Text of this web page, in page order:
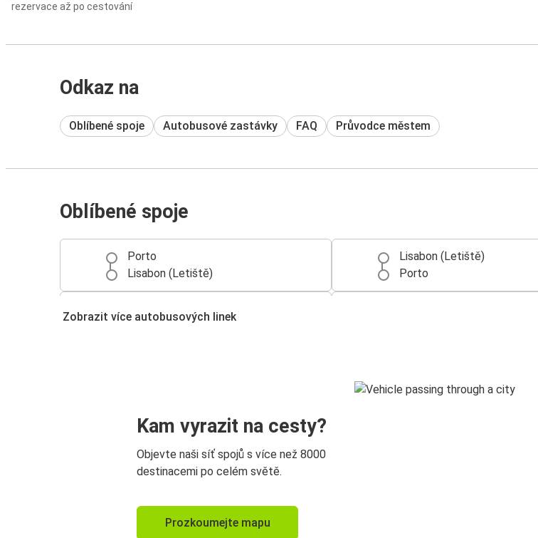
rezervace až po cestování
Odkaz na
Oblíbené spoje Autobusové zastávky FAQ Průvodce městem
Oblíbené spoje
Porto
Lisabon (Letiště)
Lisabon (Letiště)
Porto
Lisabon (Letiště)
Lisabon (Letiště)
Lisabon (Letiště)
Lisabon (Letiště)
Zobrazit více autobusových linek
Kam vyrazit na cesty?
Objevte naši síť spojů s více než 8000
destinacemi po celém světě.
Prozkoumejte mapu